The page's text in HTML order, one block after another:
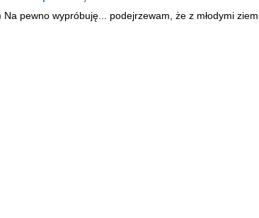
pewno wypróbuję... podejrzewam, że z młodymi